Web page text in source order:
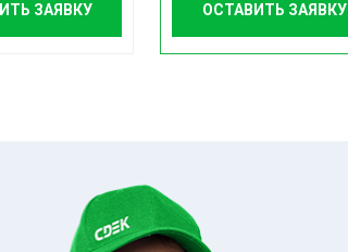
ЗАЯВКУ ОСТАВИТЬ ЗАЯВКУ